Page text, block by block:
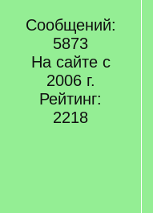
Сообщений:
5873
На сайте с
2006 г.
Рейтинг:
2218